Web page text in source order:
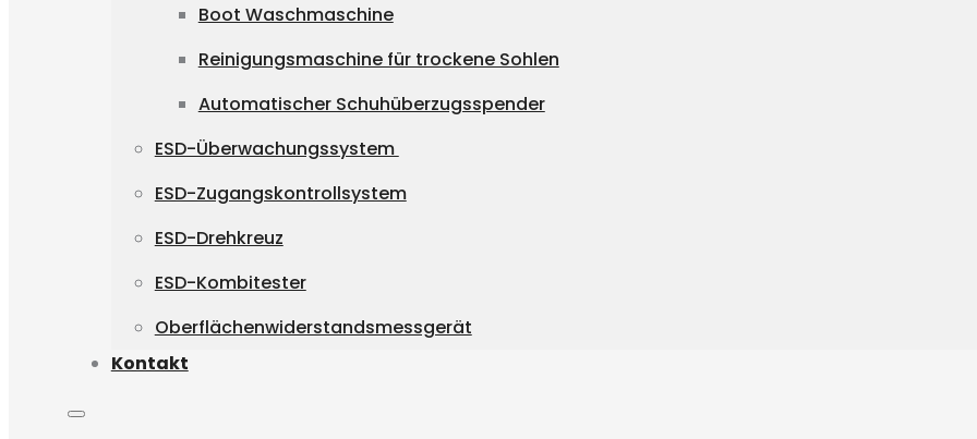
Boot Waschmaschine
Reinigungsmaschine für trockene Sohlen
Automatischer Schuhüberzugsspender
ESD-Überwachungssystem
ESD-Zugangskontrollsystem
ESD-Drehkreuz
ESD-Kombitester
Oberflächenwiderstandsmessgerät
Kontakt